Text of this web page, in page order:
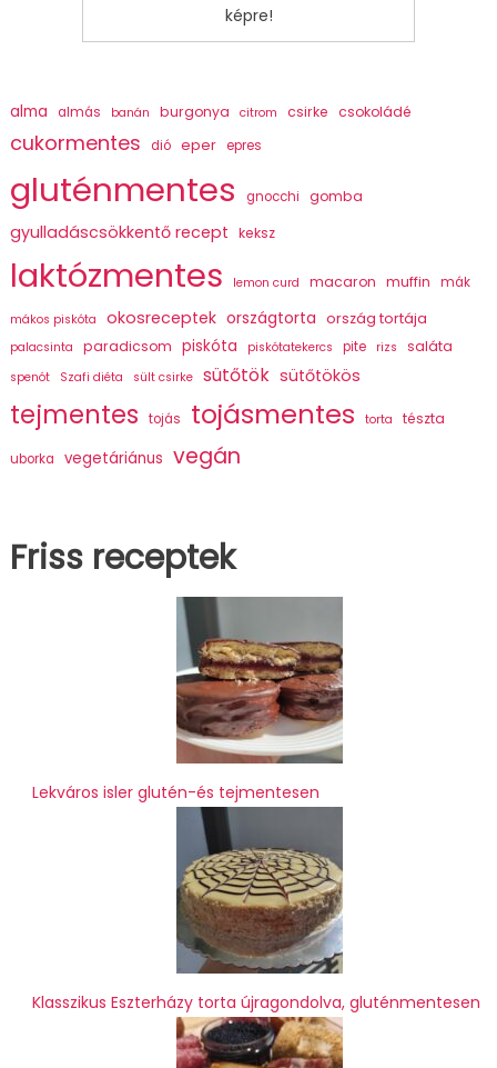
képre!
alma almás banán burgonya citrom csirke csokoládé
cukormentes dió eper epres
gluténmentes gnocchi gomba
gyulladáscsökkentő recept keksz
laktózmentes lemon curd macaron muffin mák
mákos piskóta okosreceptek országtorta ország tortája
palacsinta paradicsom piskóta piskótatekercs pite rizs saláta
spenót Szafi diéta sült csirke sütőtök sütőtökös
tejmentes tojás tojásmentes torta tészta
uborka vegetáriánus vegán
Friss receptek
Lekváros isler glutén-és tejmentesen
Klasszikus Eszterházy torta újragondolva, gluténmentesen